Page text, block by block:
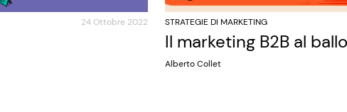
24 Ottobre 2022 STRATEGIE DI MARKETING
Il marketing B2B al
Alberto Collet